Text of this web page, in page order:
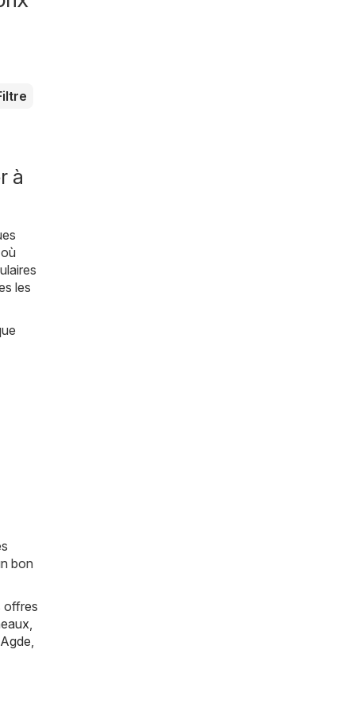
à
les
bon
offres
,
Agde,